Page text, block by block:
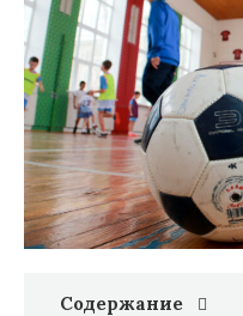
Содержание